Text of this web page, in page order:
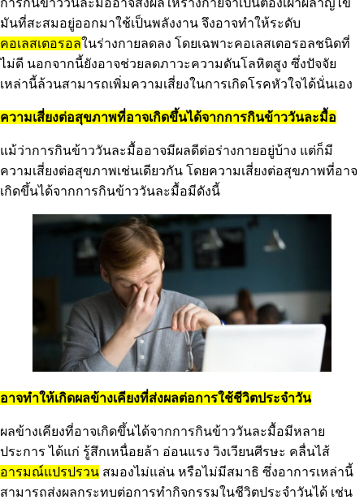
การกินข้าววันละมื้ออาจส่งผลให้ร่างกายจำเป็นต้องเผาผลาญไข
มันที่สะสมอยู่ออกมาใช้เป็นพลังงาน จึงอาจทำให้ระดับ
คอเลสเตอรอลในร่างกายลดลง โดยเฉพาะคอเลสเตอรอลชนิดที่
ไม่ดี นอกจากนี้ยังอาจช่วยลดภาวะความดันโลหิตสูง ซึ่งปัจจัย
เหล่านี้ล้วนสามารถเพิ่มความเสี่ยงในการเกิดโรคหัวใจได้นั่นเอง
ความเสี่ยงต่อสุขภาพที่อาจเกิดขึ้นได้จากการกินข้าววันละมื้อ
แม้ว่าการกินข้าววันละมื้ออาจมีผลดีต่อร่างกายอยู่บ้าง แต่ก็มี
ความเสี่ยงต่อสุขภาพเช่นเดียวกัน โดยความเสี่ยงต่อสุขภาพที่อาจ
เกิดขึ้นได้จากการกินข้าววันละมื้อมีดังนี้
อาจทำให้เกิดผลข้างเคียงที่ส่งผลต่อการใช้ชีวิตประจำวัน
ผลข้างเคียงที่อาจเกิดขึ้นได้จากการกินข้าววันละมื้อมีหลาย
ประการ ได้แก่ รู้สึกเหนื่อยล้า อ่อนแรง วิงเวียนศีรษะ คลื่นไส้
อารมณ์แปรปรวน สมองไม่แล่น หรือไม่มีสมาธิ ซึ่งอาการเหล่านี้
สามารถส่งผลกระทบต่อการทำกิจกรรมในชีวิตประจำวันได้ เช่น